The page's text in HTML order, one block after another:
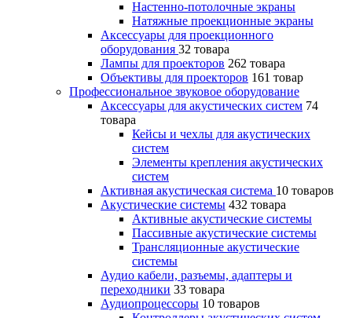
Настенно-потолочные экраны
Натяжные проекционные экраны
Аксессуары для проекционного
оборудования 32 товара
Лампы для проекторов 262 товара
Объективы для проекторов 161 товар
Профессиональное звуковое оборудование
Аксессуары для акустических систем 74
товара
Кейсы и чехлы для акустических
систем
Элементы крепления акустических
систем
Активная акустическая система 10 товаров
Акустические системы 432 товара
Активные акустические системы
Пассивные акустические системы
Трансляционные акустические
системы
Аудио кабели, разъемы, адаптеры и
переходники 33 товара
Аудиопроцессоры 10 товаров